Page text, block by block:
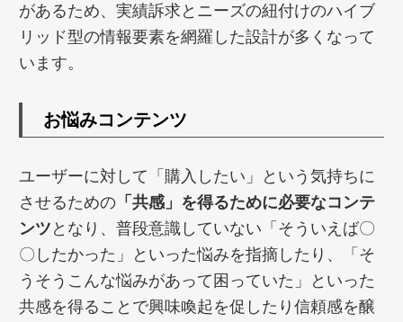
があるため、実績訴求とニーズの紐付けのハイブ
リッド型の情報要素を網羅した設計が多くなって
います。
お悩みコンテンツ
ユーザーに対して「購入したい」という気持ちに
させるための 「共感」を得るために必要なコンテ
ンツ となり、普段意識していない「そういえば〇
〇したかった」といった悩みを指摘したり、「そ
うそうこんな悩みがあって困っていた」といった
共感を得ることで興味喚起を促したり信頼感を醸